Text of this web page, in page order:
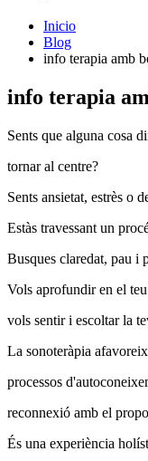
Inicio
Blog
info terapia amb
info terapia
Sents que alguna cosa
tornar al centre?
Sents ansietat, estrès o
Estàs travessant un
Busques claredat, pau i
Vols aprofundir en el
vols sentir i escoltar la
La sonoteràpia
processos
reconnexió amb el
És una experiència